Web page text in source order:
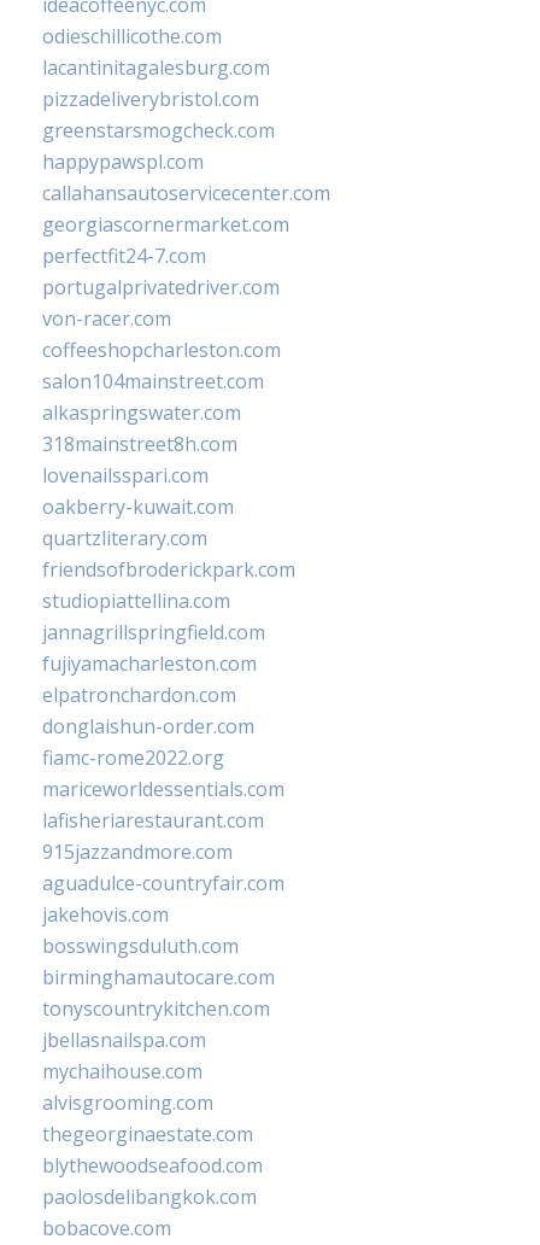
odieschillicothe.com
lacantinitagalesburg.com
pizzadeliverybristol.com
greenstarsmogcheck.com
happypawspl.com
callahansautoservicecenter.com
georgiascornermarket.com
perfectfit24-7.com
portugalprivatedriver.com
von-racer.com
coffeeshopcharleston.com
salon104mainstreet.com
alkaspringswater.com
318mainstreet8h.com
lovenailsspari.com
oakberry-kuwait.com
quartzliterary.com
friendsofbroderickpark.com
studiopiattellina.com
jannagrillspringfield.com
fujiyamacharleston.com
elpatronchardon.com
donglaishun-order.com
fiamc-rome2022.org
mariceworldessentials.com
lafisheriarestaurant.com
915jazzandmore.com
aguadulce-countryfair.com
jakehovis.com
bosswingsduluth.com
birminghamautocare.com
tonyscountrykitchen.com
jbellasnailspa.com
mychaihouse.com
alvisgrooming.com
thegeorginaestate.com
blythewoodseafood.com
paolosdelibangkok.com
bobacove.com